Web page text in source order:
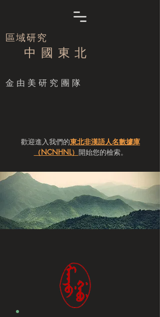
區域研究
中 國 東 北
​金由美研究團隊
歡迎進入我們的東北非漢語人名數據庫
（NCNHNL） 開始您的檢索。